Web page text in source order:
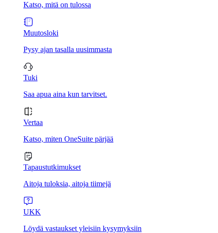
Katso, mitä on tulossa
Muutosloki
Pysy ajan tasalla uusimmasta
Tuki
Saa apua aina kun tarvitset.
Vertaa
Katso, miten OneSuite pärjää
Tapaustutkimukset
Aitoja tuloksia, aitoja tiimejä
UKK
Löydä vastaukset yleisiin kysymyksiin